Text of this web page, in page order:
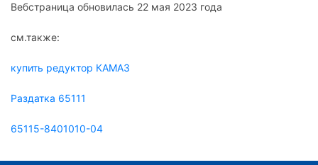
Вебстраница обновилась 22 мая 2023 года
см.также:
купить редуктор КАМАЗ
Раздатка 65111
65115-8401010-04